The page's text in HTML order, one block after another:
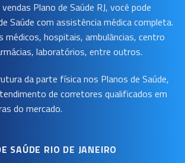
Plano de Saúde RJ, você pode
Saúde com assistência médica completa.
médicos, hospitais, ambulâncias, centro
laboratórios, entre outros.
da parte física nos Planos de Saúde,
de corretores qualificados em
do mercado.
SAÚDE RIO DE JANEIRO